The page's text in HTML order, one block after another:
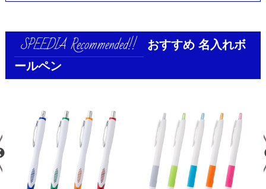
おすすめ 名入れボ
ールペン